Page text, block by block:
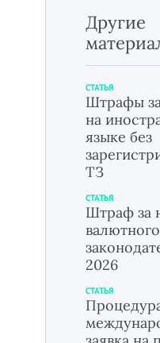
Другие
СТАТЬЯ
Штрафы
на
языке без
ТЗ
СТАТЬЯ
Штраф за
валютного
2026
СТАТЬЯ